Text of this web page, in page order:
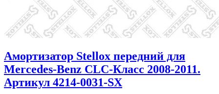
Амортизатор Stellox передний для
Mercedes-Benz CLC-Класс 2008-2011.
Артикул 4214-0031-SX